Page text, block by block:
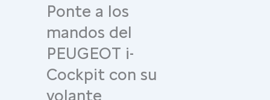
Ponte a los
mandos del
PEUGEOT i-
Cockpit con su
volante